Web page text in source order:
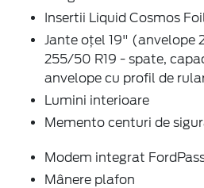
Insertii Liquid Cosmos
Jante oțel 19" (anvelope
255/50 R19 - spate,
anvelope cu profil de
Lumini interioare
Memento centuri de
Modem integrat
Mânere plafon